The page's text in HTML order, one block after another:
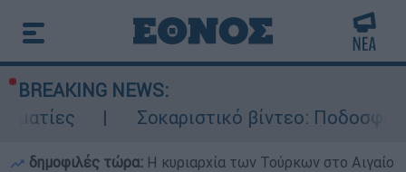
BREAKING NEWS:
Σοκαριστικό βίντεο:
δημοφιλές τώρα: Η κυριαρχία των Τούρκων στο Αιγαίο